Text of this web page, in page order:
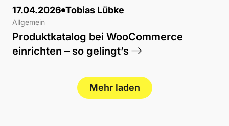
17.04.2026 Tobias Lübke
Allgemein
Produktkatalog bei WooCommerce
einrichten – so gelingt’s
Mehr laden